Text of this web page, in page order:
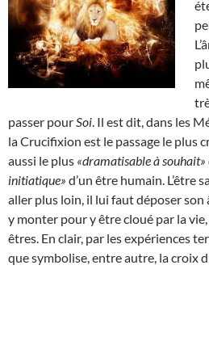
passer pour Soi . Il est dit, dans les
la Crucifixion est le passage le plus
aussi le plus «dramatisable à souhait»
initiatique» d’un être humain. L’être
aller plus loin, il lui faut déposer son
y monter pour y être cloué par la
êtres. En clair, par les expériences
que symbolise, entre autre, la croix